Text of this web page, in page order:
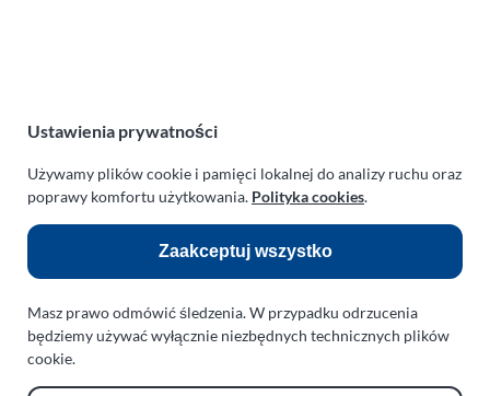
Odnośniki:
Flight Operations Consulting
Bolling Modellballone
Motopark Koszalin
Rodzina Wolarków
Ustawienia prywatności
Używamy plików cookie i pamięci lokalnej do analizy ruchu oraz
poprawy komfortu użytkowania. Polityka cookies.
Zaakceptuj wszystko
Masz prawo odmówić śledzenia. W przypadku odrzucenia
będziemy używać wyłącznie niezbędnych technicznych plików
cookie.